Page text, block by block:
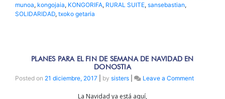
munoa, kongojaia, KONGORIFA, RURAL SUITE, sansebastian,
SOLIDARIDAD, txoko getaria
PLANES PARA EL FIN DE SEMANA DE NAVIDAD EN
DONOSTIA
Posted on 21 diciembre, 2017 by sisters Leave a Commenton
La Navidad ya está aquí,